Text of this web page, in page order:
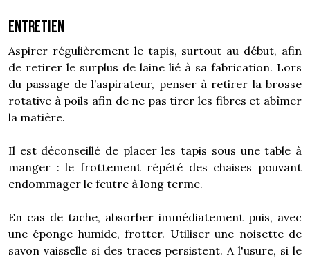
Entretien
Aspirer régulièrement le tapis, surtout au début, afin
de retirer le surplus de laine lié à sa fabrication. Lors
du passage de l’aspirateur, penser à retirer la brosse
rotative à poils afin de ne pas tirer les fibres et abîmer
la matière.
Il est déconseillé de placer les tapis sous une table à
manger : le frottement répété des chaises pouvant
endommager le feutre à long terme.
En cas de tache, absorber immédiatement puis, avec
une éponge humide, frotter. Utiliser une noisette de
savon vaisselle si des traces persistent. A l'usure, si le